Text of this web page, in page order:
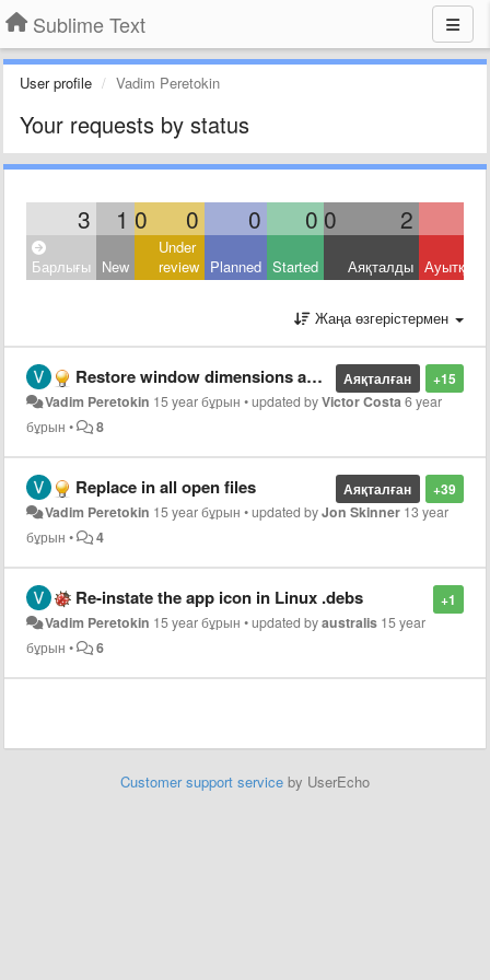
Sublime Text
User profile Vadim Peretokin
Your requests by status
3 1 0 0 0 0 0 2
Барлығы New
Under
review Planned Started Аяқталды
Жаңа өзгерістермен
+15
Аяқталған
Restore window dimensions and position on start
Vadim Peretokin 15 year бұрын •updated byVictor Costa6 year
бұрын • 8
+39
Аяқталған
Replace in all open files
Vadim Peretokin 15 year бұрын •updated byJon Skinner 13 year
бұрын • 4
+1
Re-instate the app icon in Linux .debs
Vadim Peretokin 15 year бұрын •updated byaustralis 15 year
бұрын • 6
Customer support service by UserEcho